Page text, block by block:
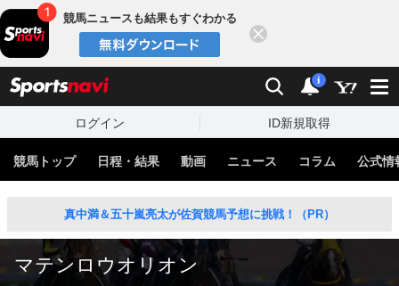
競馬ニュースも結果もすぐわかる
検索 通知
i
ログイン ID新規取得
競馬トップ 日程・結果 動画 ニュース コラム 公式情
真中満＆五十嵐亮太が佐賀競馬予想に挑戦！（PR）
マテンロウオリオン